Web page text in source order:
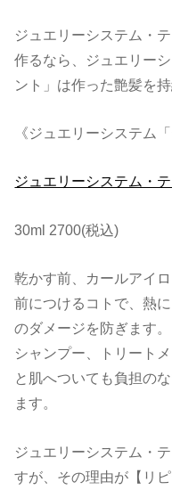
ジュエリーシステム・
作るなら、ジュエリー
ント」は作った艶髪を
《ジュエリーシステム
ジュエリーシステム・
30ml 2700(税込)
乾かす前、カールアイ
前につけるコトで、熱
のダメージを防ぎます。
シャンプー、トリート
と肌へついても負担の
ます。
ジュエリーシステム・
すが、その理由が【リ